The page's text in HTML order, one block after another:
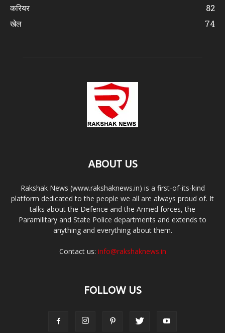
करियर
82
खेल
74
ABOUT US
Rakshak News (www.rakshaknews.in) is a first-of-its-kind
platform dedicated to the people we all are always proud of. It
talks about the Defence and the Armed forces, the
Paramilitary and State Police departments and extends to
anything and everything about them.
Contact us: info@rakshaknews.in
FOLLOW US